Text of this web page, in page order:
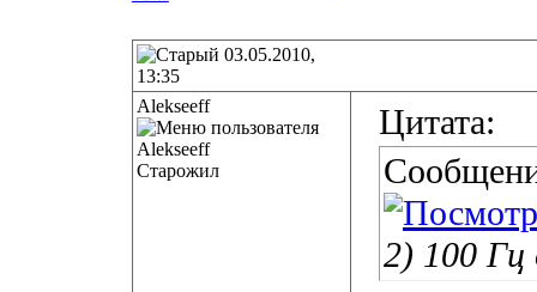
03.05.2010,
13:35
Alekseeff
Старожил
Цитата:
2) 100 Гц